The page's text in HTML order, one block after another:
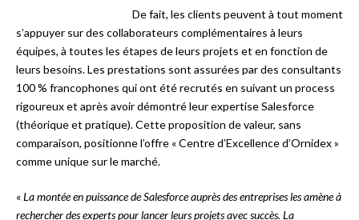
De fait, les clients peuvent à tout moment
s’appuyer sur des collaborateurs complémentaires à leurs
équipes, à toutes les étapes de leurs projets et en fonction de
leurs besoins. Les prestations sont assurées par des consultants
100 % francophones qui ont été recrutés en suivant un process
rigoureux et après avoir démontré leur expertise Salesforce
(théorique et pratique). Cette proposition de valeur, sans
comparaison, positionne l’offre « Centre d’Excellence d’Ornidex »
comme unique sur le marché.
«La montée en puissance de Salesforce auprès des entreprises les amène à
rechercher des experts pour lancer leurs projets avec succès. La